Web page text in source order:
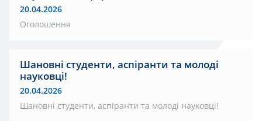
20.04.2026
Оголошення
Шановні студенти, аспіранти та молоді
науковці!
20.04.2026
Шановні студенти, аспіранти та молоді науковці!